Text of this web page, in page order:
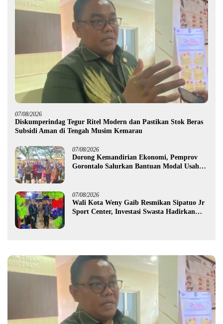
07/08/2026
Diskumperindag Tegur Ritel Modern dan Pastikan Stok Beras
Subsidi Aman di Tengah Musim Kemarau
07/08/2026
Dorong Kemandirian Ekonomi, Pemprov
Gorontalo Salurkan Bantuan Modal Usaha
07/08/2026
Wali Kota Weny Gaib Resmikan Sipatuo Jr
Sport Center, Investasi Swasta Hadirkan